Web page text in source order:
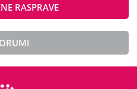
RASPRAVE